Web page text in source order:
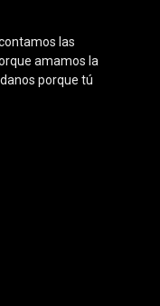
las
amamos la
porque tú